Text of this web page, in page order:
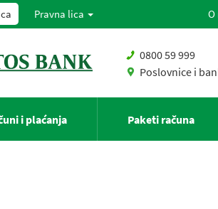
Pravna lica O
0800 59 999
Poslovnice i
i plaćanja Paketi računa